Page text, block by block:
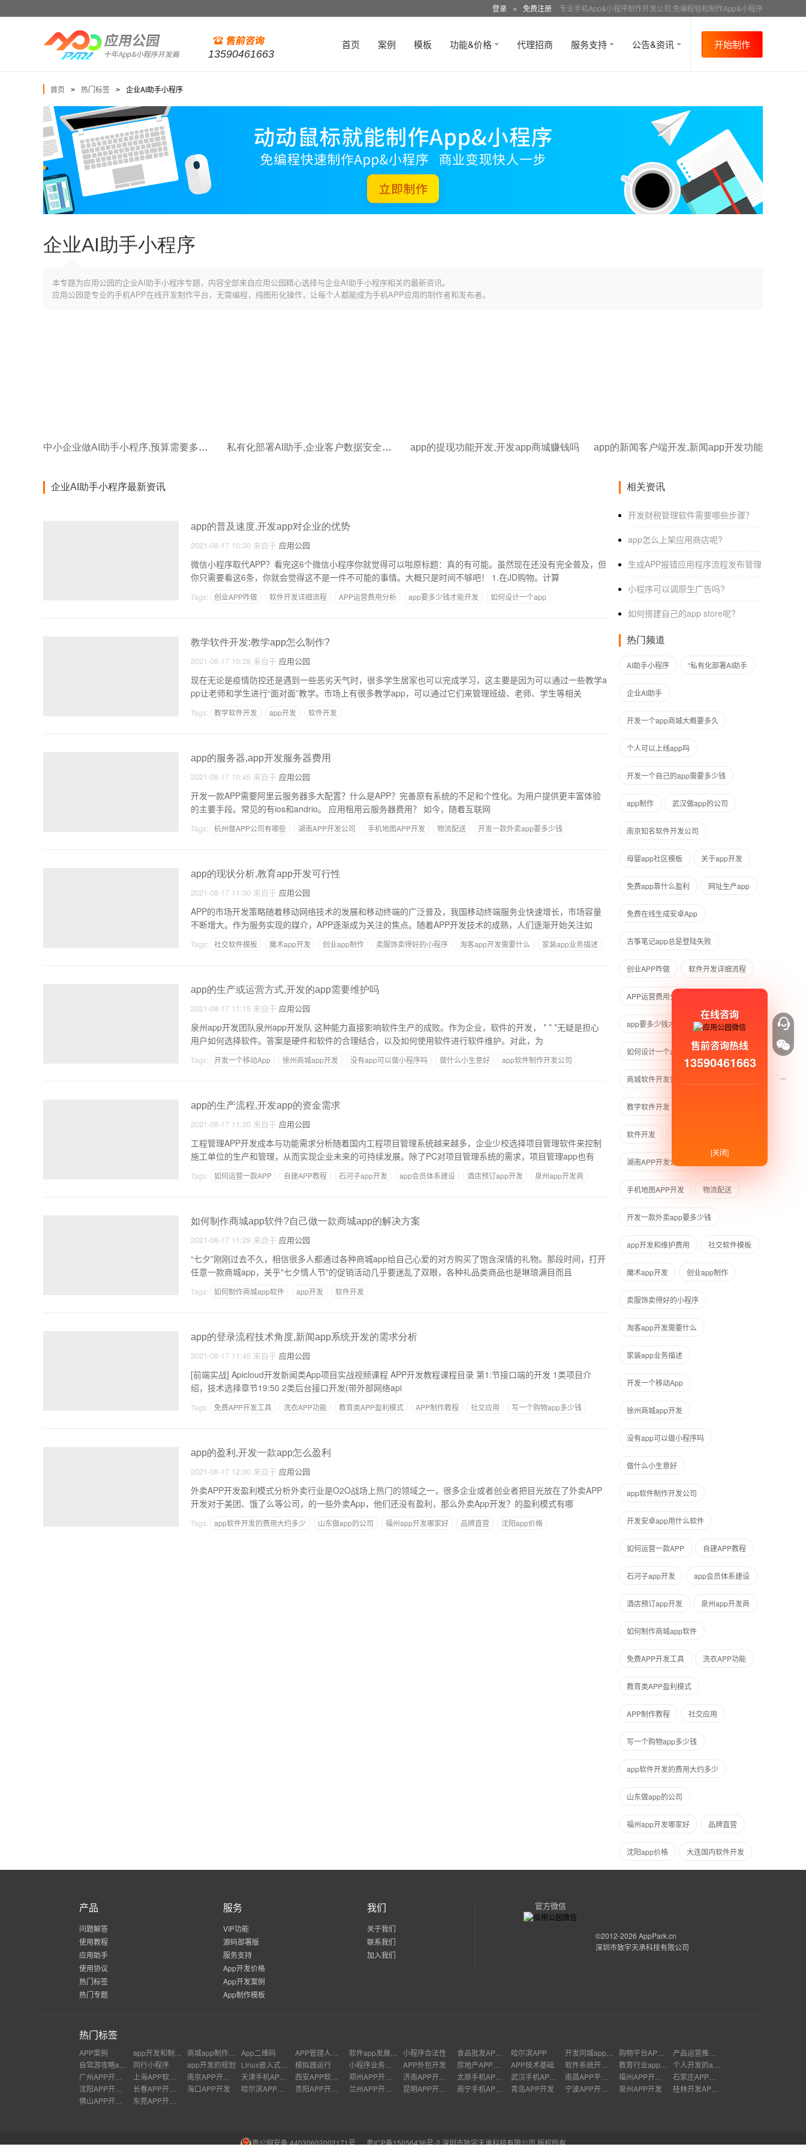
登录 ● 免费注册 专业手机App&小程序制作开发公司,免编程轻松制作App&小程序
13590461663
首页 案例 模板 功能&价格 代理招商 服务支持 公告&资讯 开始制作
首页 > 热门标签 > 企业AI助手小程序
企业AI助手小程序
本专题为应用公园的企业AI助手小程序专题，内容全部来自应用公园精心选择与企业AI助手小程序相关的最新资讯。
应用公园是专业的手机APP在线开发制作平台，无需编程，纯图形化操作，让每个人都能成为手机APP应用的制作者和发布者。
中小企业做AI助手小程序,预算需要多少钱? 私有化部署AI助手,企业客户数据安全如何保障? app的提现功能开发,开发app商城赚钱吗 app的新闻客户端开发,新闻app开发功能
企业AI助手小程序最新资讯
app的普及速度,开发app对企业的优势
2021-08-17 10:30 来自于 应用公园
微信小程序取代APP？看完这6个微信小程序你就觉得可以啦原标题：真的有可能。虽然现在还没有完全普及，但
你只需要看这6条，你就会觉得这不是一件不可能的事情。大概只是时间不够吧！ 1.在JD购物。计算
Tags: 创业APP咋做 软件开发详细流程 APP运营费用分析 app要多少钱才能开发
如何设计一个app
教学软件开发:教学app怎么制作?
2021-08-17 10:28 来自于 应用公园
现在无论是疫情防控还是遇到一些恶劣天气时，很多学生居家也可以完成学习，这主要是因为可以通过一些教学a
pp让老师和学生进行“面对面”教学。市场上有很多教学app，可以通过它们来管理班级、老师、学生等相关
Tags: 教学软件开发 app开发 软件开发
app的服务器,app开发服务器费用
2021-08-17 10:45 来自于 应用公园
开发一款APP需要阿里云服务器多大配置？什么是APP？完善原有系统的不足和个性化。为用户提供更丰富体验
的主要手段。常见的有ios和andrio。 应用租用云服务器费用？ 如今，随着互联网
Tags: 杭州做APP公司有哪些 湖南APP开发公司 手机地图APP开发 物流配送
开发一款外卖app要多少钱
app的现状分析,教育app开发可行性
2021-08-17 11:00 来自于 应用公园
APP的市场开发策略随着移动网络技术的发展和移动终端的广泛普及，我国移动终端服务业快速增长，市场容量
不断增大。作为服务实现的媒介，APP逐渐成为关注的焦点。随着APP开发技术的成熟，人们逐渐开始关注如
Tags: 社交软件模板 魔术app开发 创业app制作 卖服饰卖得好的小程序 淘客app开发需要什么 家装app业务描述
app的生产或运营方式,开发的app需要维护吗
2021-08-17 11:15 来自于 应用公园
泉州app开发团队泉州app开发队 这种能力直接影响软件生产的成败。作为企业，软件的开发， * * *无疑是担心
用户如何选择软件。答案是硬件和软件的合理结合，以及如何使用软件进行软件维护。对此，为
Tags: 开发一个移动App 徐州商城app开发 没有app可以做小程序吗 做什么小生意好
app软件制作开发公司
app的生产流程,开发app的资金需求
2021-08-17 11:30 来自于 应用公园
工程管理APP开发成本与功能需求分析随着国内工程项目管理系统越来越多，企业少校选择项目管理软件来控制
施工单位的生产和管理，从而实现企业未来的可持续发展。除了PC对项目管理系统的需求，项目管理app也有
Tags: 如何运营一款APP 自建APP教程 石河子app开发 app会员体系建设 酒店预订app开发 泉州app开发商
如何制作商城app软件?自己做一款商城app的解决方案
2021-08-17 11:29 来自于 应用公园
“七夕”刚刚过去不久，相信很多人都通过各种商城app给自己心爱的对方购买了饱含深情的礼物。那段时间，打开
任意一款商城app，关乎"七夕情人节"的促销活动几乎要迷乱了双眼，各种礼品类商品也是琳琅满目而且
Tags: 如何制作商城app软件 app开发 软件开发
app的登录流程技术角度,新闻app系统开发的需求分析
2021-08-17 11:45 来自于 应用公园
[前端实战] Apicloud开发新闻类App项目实战视频课程 APP开发教程课程目录 第1:节接口端的开发 1类项目介
绍，技术选择章节19:50 2类后台接口开发(带外部网络api
Tags: 免费APP开发工具 洗衣APP功能 教育类APP盈利模式 APP制作教程 社交应用 写一个购物app多少钱
app的盈利,开发一款app怎么盈利
2021-08-17 12:00 来自于 应用公园
外卖APP开发盈利模式分析外卖行业是O2O战场上热门的领域之一，很多企业或者创业者把目光放在了外卖APP
开发对于美团、饿了么等公司，的一些外卖App，他们还没有盈利，那么外卖App开发？的盈利模式有哪
Tags: app软件开发的费用大约多少 山东做app的公司 福州app开发哪家好 品牌直营
沈阳app价格
相关资讯
开发财税管理软件需要哪些步骤？
app怎么上架应用商店呢?
生成APP报错应用程序流程发布管理
小程序可以调原生广告吗?
如何搭建自己的app store呢?
热门频道
AI助手小程序 “私有化部署AI助手
企业AI助手
开发一个app商城大概要多久
个人可以上线app吗
开发一个自己的app需要多少钱
app制作 武汉做app的公司
南京知名软件开发公司
母婴app社区模板 关于app开发
免费app靠什么盈利 网址生产app
免费在线生成安卓App
古筝笔记app总是登陆失败
创业APP咋做 软件开发详细流程
APP运营费用分析
app要多少钱才能开发
如何设计一个app
商城软件开发需几个服务器
教学软件开发
软件开发
湖南APP开发公司
手机地图APP开发 物流配送
开发一款外卖app要多少钱
app开发和维护费用 社交软件模板
魔术app开发 创业app制作
卖服饰卖得好的小程序
淘客app开发需要什么
家装app业务描述
开发一个移动App
徐州商城app开发
没有app可以做小程序吗
做什么小生意好
app软件制作开发公司
开发安卓app用什么软件
如何运营一款APP 自建APP教程
石河子app开发 app会员体系建设
酒店预订app开发 泉州app开发商
如何制作商城app软件
免费APP开发工具 洗衣APP功能
教育类APP盈利模式
APP制作教程 社交应用
写一个购物app多少钱
app软件开发的费用大约多少
山东做app的公司
福州app开发哪家好 品牌直营
沈阳app价格 大连国内软件开发
产品
问题解答
使用教程
应用助手
使用协议
热门标签
热门专题
服务
VIP功能
源码部署版
服务支持
App开发价格
App开发案例
App制作模板
我们
关于我们
联系我们
加入我们
官方微信
©2012-2026 AppPark.cn
深圳市致宇天承科技有限公司
热门标签
APP案例 App二维码 小程序合法性 哈尔滨APP
同行小程序 app开发的规划 模拟器运行 APP外包开发 APP技术基础
海口APP开发 青岛APP开发 泉州APP开发
粤公网安备 44030602002171号 粤ICP备15056436号-2深圳市致宇天承科技有限公司 版权所有
在线咨询
售前咨询热线
13590461663
[关闭]